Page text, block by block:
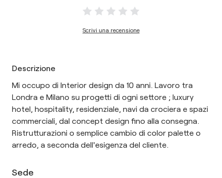
Scrivi una recensione
Descrizione
Mi occupo di Interior design da 10 anni. Lavoro tra
Londra e Milano su progetti di ogni settore ; luxury
hotel, hospitality, residenziale, navi da crociera e spazi
commerciali, dal concept design fino alla consegna.
Ristrutturazioni o semplice cambio di color palette o
arredo, a seconda dell'esigenza del cliente.
Sede